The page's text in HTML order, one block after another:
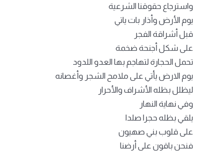
واسترجاع حقوقنا الشرعية
يوم الأرض وأذار بات ياتي
قبل أشراقة الفجر
على شكل أجنحة ضخمة
تحمل الحجارة لتهاجم بها العدو اللدود
يوم الارض يأتي على ملامح الشجر وأغصانه
ليظلل بظله الأشراف والأحرار
وفي نهاية النهار
يلقي بظله حجرا صلدا
على قلوب بني صهيون
فنحن باقون على أرضنا